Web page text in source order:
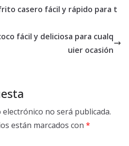
casero fácil y rápido para t
fácil y deliciosa para cualq
uier ocasión
no será publicada.
están marcados con *